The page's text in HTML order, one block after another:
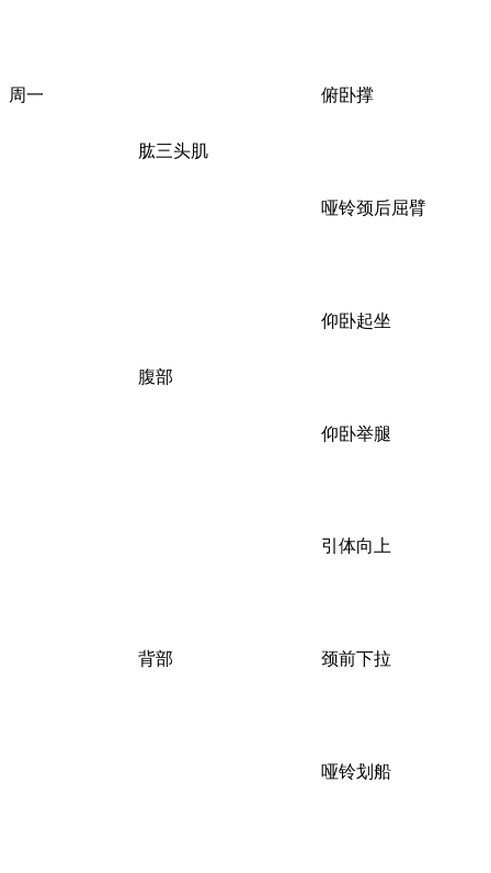
周一
肱三头肌
俯卧撑
哑铃颈后屈臂
腹部
仰卧起坐
仰卧举腿
背部
引体向上
颈前下拉
哑铃划船